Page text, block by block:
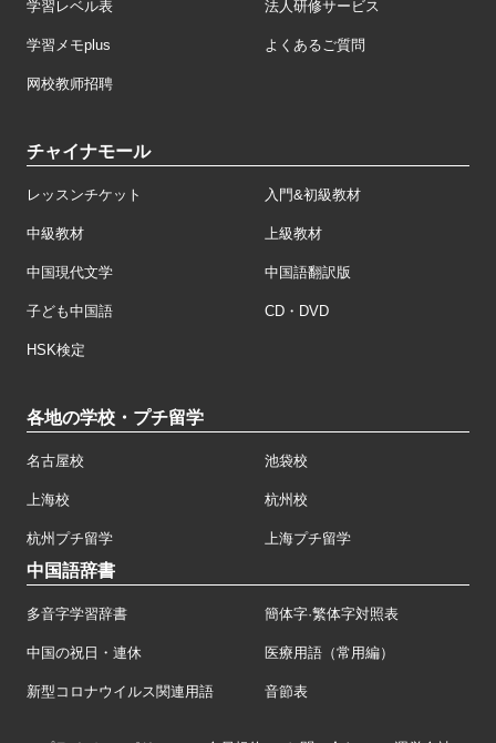
学習レベル表 法人研修サービス
学習メモplus よくあるご質問
网校教师招聘
チャイナモール
レッスンチケット 入門&初級教材
中級教材 上級教材
中国現代文学 中国語翻訳版
子ども中国語 CD・DVD
HSK検定
各地の学校・プチ留学
名古屋校 池袋校
上海校 杭州校
杭州プチ留学 上海プチ留学
中国語辞書
多音字学習辞書 簡体字·繁体字対照表
中国の祝日・連休 医療用語（常用編）
新型コロナウイルス関連用語 音節表